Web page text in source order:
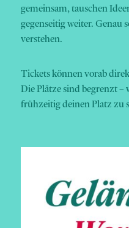
gemeinsam, tauschen
gegenseitig weiter.
verstehen.
Tickets können vorab
Die Plätze sind begrenzt
frühzeitig deinen Platz zu